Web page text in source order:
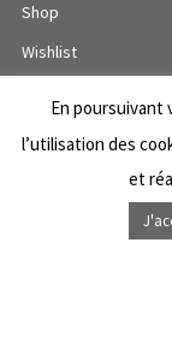
Shop
Wishlist
NOUS SUIVRE
Facebook Dub Livity
En poursuivant
l’utilisation des
et